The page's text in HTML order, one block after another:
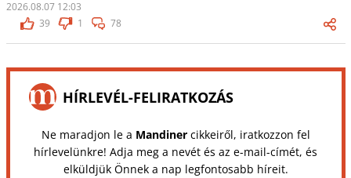
2026.08.07 12:03
39
1 78
HÍRLEVÉL-FELIRATKOZÁS
Ne maradjon le a Mandinercikkeiről, iratkozzon fel
hírlevelünkre! Adja meg a nevét és az e-mail-címét, és
elküldjük Önnek a nap legfontosabb híreit.